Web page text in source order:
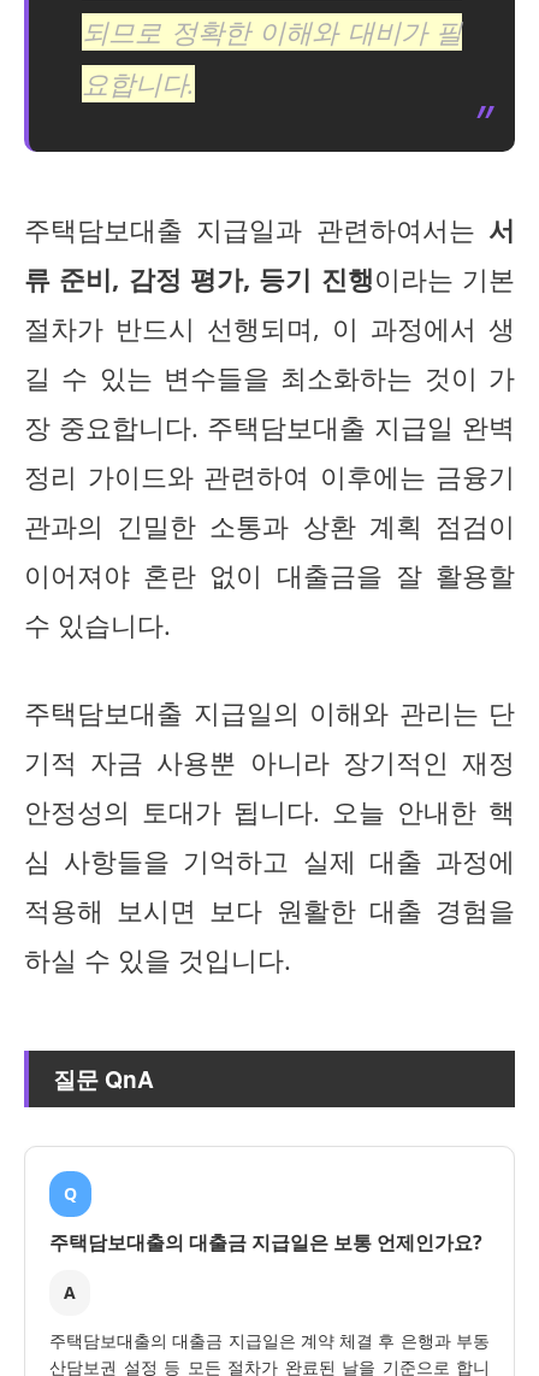
되므로 정확한 이해와 대비가 필
요합니다.
주택담보대출 지급일과 관련하여서는 서
류 준비, 감정 평가, 등기 진행이라는 기본
절차가 반드시 선행되며, 이 과정에서 생
길 수 있는 변수들을 최소화하는 것이 가
장 중요합니다. 주택담보대출 지급일 완벽
정리 가이드와 관련하여 이후에는 금융기
관과의 긴밀한 소통과 상환 계획 점검이
이어져야 혼란 없이 대출금을 잘 활용할
수 있습니다.
주택담보대출 지급일의 이해와 관리는 단
기적 자금 사용뿐 아니라 장기적인 재정
안정성의 토대가 됩니다. 오늘 안내한 핵
심 사항들을 기억하고 실제 대출 과정에
적용해 보시면 보다 원활한 대출 경험을
하실 수 있을 것입니다.
질문 QnA
Q
주택담보대출의 대출금 지급일은 보통 언제인가요?
A
주택담보대출의 대출금 지급일은 계약 체결 후 은행과 부동
산담보권 설정 등 모든 절차가 완료된 날을 기준으로 합니